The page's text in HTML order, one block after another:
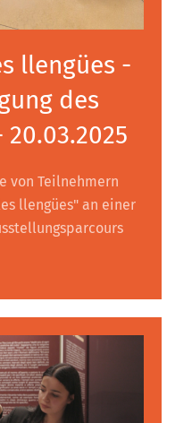
llengües -
des
von Teilnehmern
llengües" an einer